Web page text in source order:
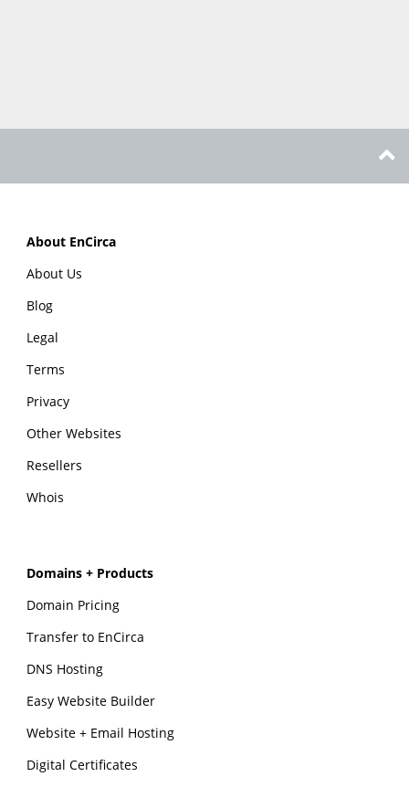
About EnCirca
About Us
Blog
Legal
Terms
Privacy
Other Websites
Resellers
Whois
Domains + Products
Domain Pricing
Transfer to EnCirca
DNS Hosting
Easy Website Builder
Website + Email Hosting
Digital Certificates